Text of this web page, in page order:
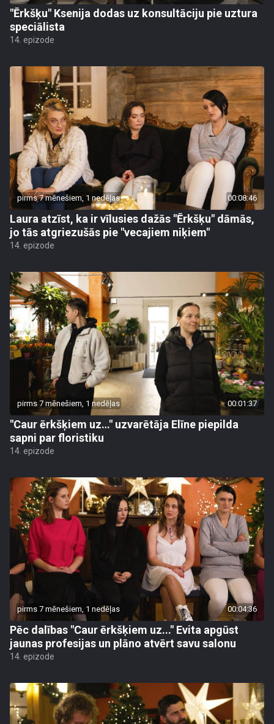
"Ērkšķu" Ksenija dodas uz konsultāciju pie uztura
speciālista
14. epizode
pirms 7 mēnešiem, 1 nedēļas 00:08:46
Laura atzīst, ka ir vīlusies dažās "Ērkšķu" dāmās,
jo tās atgriezušās pie "vecajiem niķiem"
14. epizode
pirms 7 mēnešiem, 1 nedēļas 00:01:37
"Caur ērkšķiem uz…" uzvarētāja Elīne piepilda
sapni par floristiku
14. epizode
pirms 7 mēnešiem, 1 nedēļas 00:04:36
Pēc dalības "Caur ērkšķiem uz..." Evita apgūst
jaunas profesijas un plāno atvērt savu salonu
14. epizode